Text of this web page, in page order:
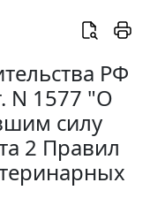
РФ
N 1577 "О
силу
2 Правил